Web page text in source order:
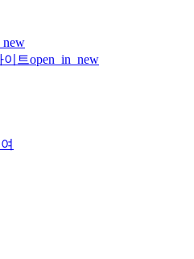
트open_in_new